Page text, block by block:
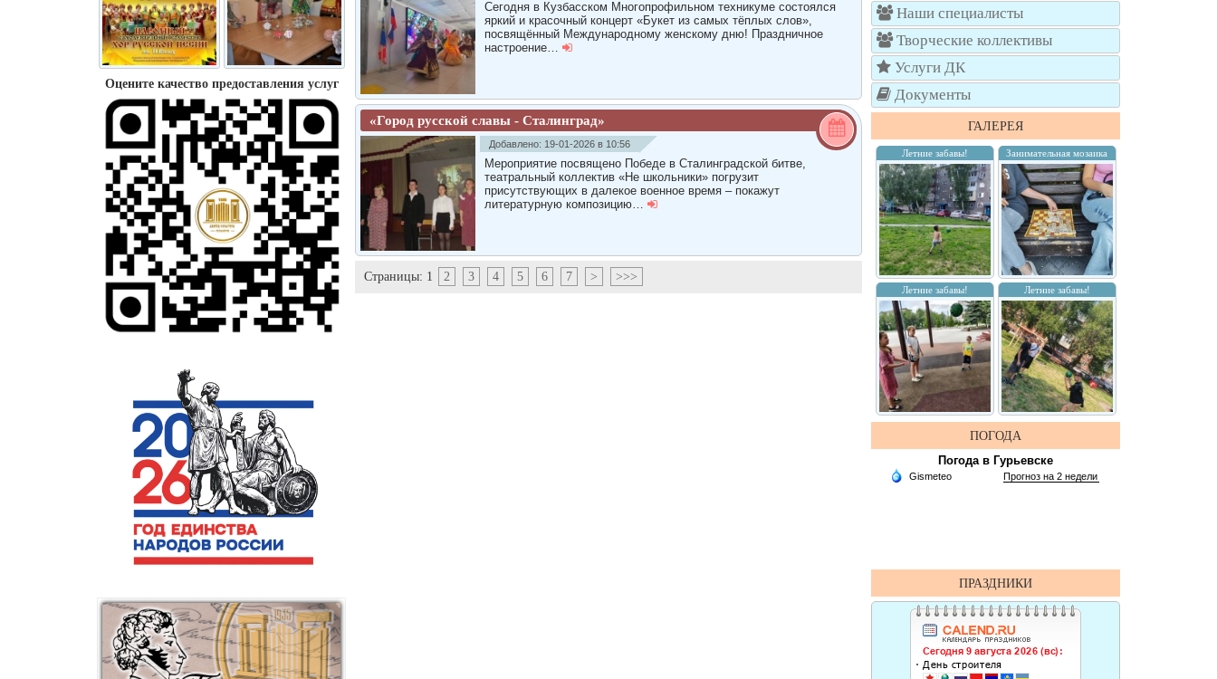
Оцените качество предоставления услуг
Сегодня в Кузбасском Многопрофильном техникуме состоялся
яркий и красочный концерт «Букет из самых тёплых слов»,
посвящённый Международному женскому дню! Праздничное
настроение…
«Город русской славы - Сталинград»
Добавлено: 19-01-2026 в 10:56
Мероприятие посвящено Победе в Сталинградской битве,
театральный коллектив «Не школьники» погрузит
присутствующих в далекое военное время – покажут
литературную композицию…
Страницы: 1 2 3 4 5 6 7 > >>>
Наши специалисты
Творческие коллективы
Услуги ДК
Документы
ГАЛЕРЕЯ
Летние забавы! Занимательная мозаика
Летние забавы! Летние забавы!
ПОГОДА
Погода в Гурьевске
ПРАЗДНИКИ